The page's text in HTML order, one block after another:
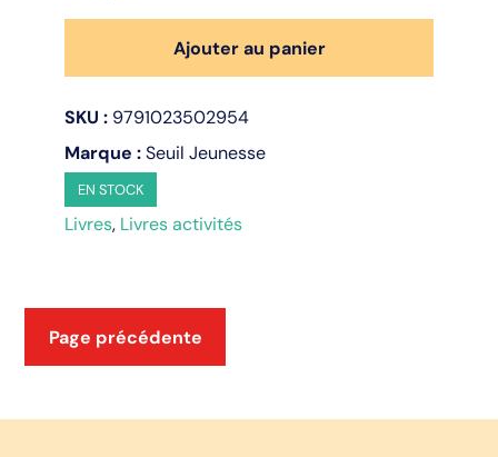
Drôles
de
Ajouter au panier
SKU : 9791023502954
Marque : Seuil Jeunesse
EN STOCK
Livres, Livres activités
Page précédente